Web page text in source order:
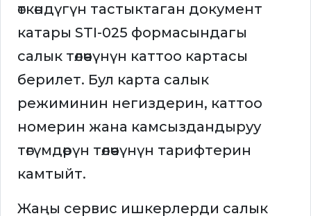
өткөндүгүн тастыктаган документ
катары STI-025 формасындагы
салык төлөөчүнүн каттоо картасы
берилет. Бул карта салык
режиминин негиздерин, каттоо
номерин жана камсыздандыруу
төгүмдөрүн төлөөчүнүн тарифтерин
камтыйт.
Жаңы сервис ишкерлерди салык